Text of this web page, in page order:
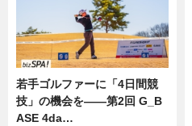
若手ゴルファーに「4日間競
技」の機会を——第2回 G_B
ASE 4da…